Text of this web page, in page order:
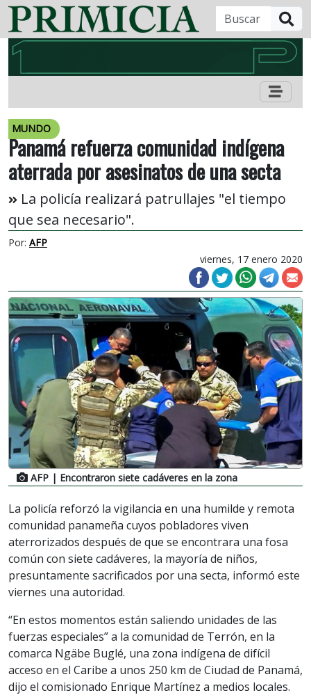
MUNDO
Panamá refuerza comunidad indígena
aterrada por asesinatos de una secta
La policía realizará patrullajes "el tiempo
que sea necesario".
Por: AFP
viernes, 17 enero 2020
AFP | Encontraron siete cadáveres en la zona
La policía reforzó la vigilancia en una humilde y remota
comunidad panameña cuyos pobladores viven
aterrorizados después de que se encontrara una fosa
común con siete cadáveres, la mayoría de niños,
presuntamente sacrificados por una secta, informó este
viernes una autoridad.
“En estos momentos están saliendo unidades de las
fuerzas especiales” a la comunidad de Terrón, en la
comarca Ngäbe Buglé, una zona indígena de difícil
acceso en el Caribe a unos 250 km de Ciudad de Panamá,
dijo el comisionado Enrique Martínez a medios locales.